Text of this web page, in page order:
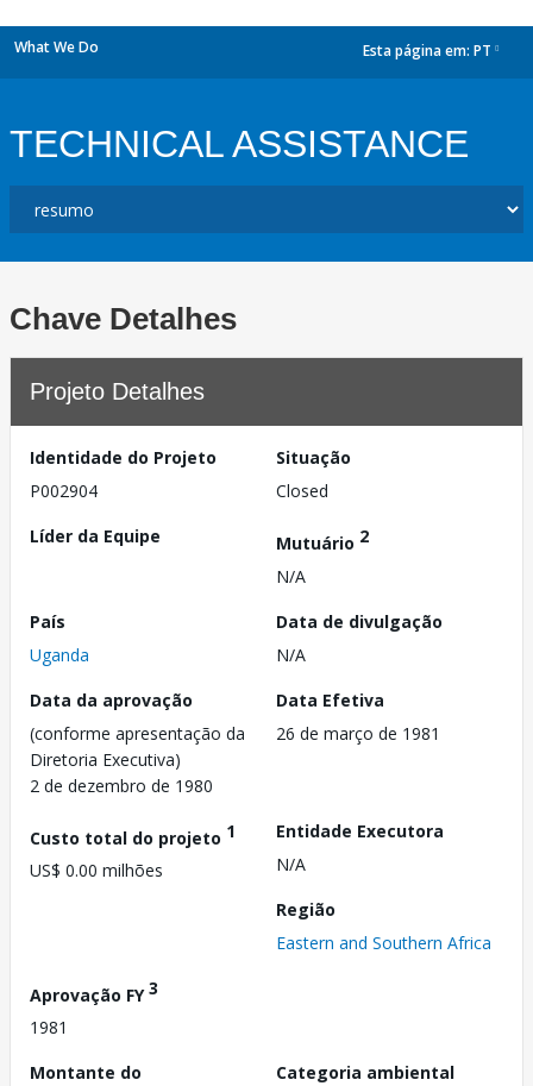
What We Do Esta página em: PT
TECHNICAL ASSISTANCE
Chave Detalhes
Projeto Detalhes
Identidade do Projeto
P002904
Situação
Closed
Líder da Equipe
Mutuário 2
N/A
País
Uganda
Data de divulgação
N/A
Data da aprovação
(conforme apresentação da
Diretoria Executiva)
2 de dezembro de 1980
Data Efetiva
26 de março de 1981
Custo total do projeto 1
US$ 0.00 milhões
Entidade Executora
N/A
Região
Eastern and Southern Africa
Aprovação FY3
1981
Montante do
Categoria ambiental